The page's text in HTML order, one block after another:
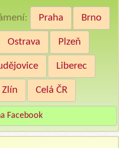
Praha Brno
Ostrava Plzeň
Liberec
Zlín Celá ČR
Facebook